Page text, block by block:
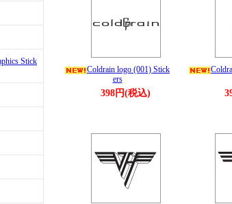
Stick
Coldrain logo (001) Stick
ers
398円(税込)